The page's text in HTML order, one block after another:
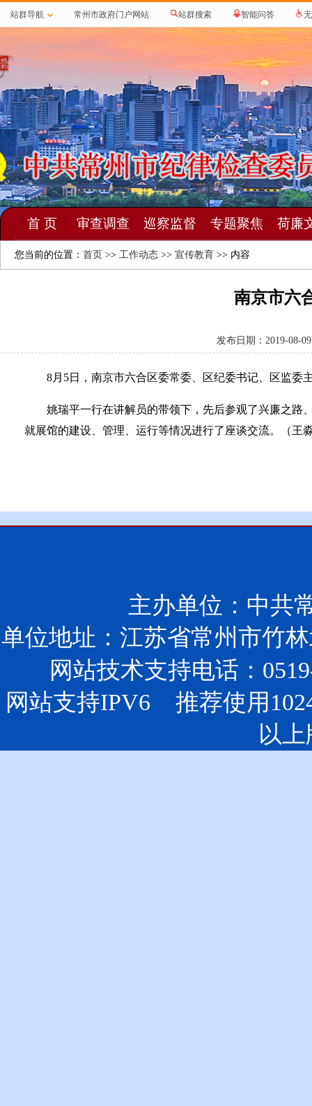
站群导航 常州市政府门户网站 站群搜索 智能问答
首 页 审查调查 巡察监督 专题聚焦 荷廉
您当前的位置： 首页 >> 工作动态 >> 宣传教育 >> 内容
南京市六
发布日期：2019-08-
8月5日，南京市六合区委常委、区纪委书记、区监委
姚瑞平一行在讲解员的带领下，先后参观了兴廉之路
就展馆的建设、管理、运行等情况进行了座谈交流。（王
主办单位：中共
单位地址：江苏省常州市竹
网站技术支持电话：
网站支持IPV6 推荐使用
以